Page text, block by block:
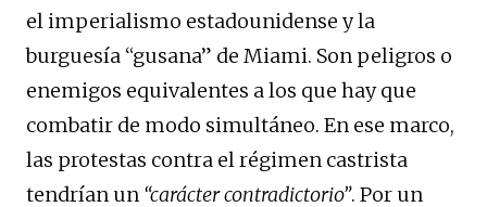
el imperialismo estadounidense y la
burguesía “gusana” de Miami. Son peligros o
enemigos equivalentes a los que hay que
combatir de modo simultáneo. En ese marco,
las protestas contra el régimen castrista
tendrían un “carácter contradictorio”. Por un